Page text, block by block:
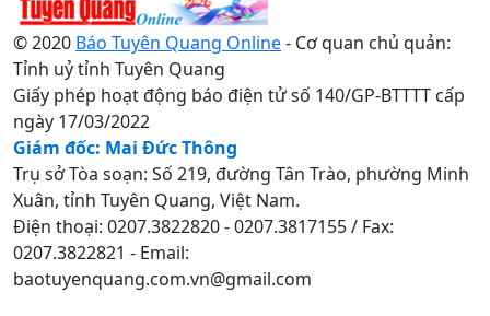
© 2020 Báo Tuyên Quang Online- Cơ quan chủ quản:
Tỉnh uỷ tỉnh Tuyên Quang
Giấy phép hoạt động báo điện tử số 140/GP-BTTTT cấp
ngày 17/03/2022
Giám đốc: Mai Đức Thông
Trụ sở Tòa soạn: Số 219, đường Tân Trào, phường Minh
Xuân, tỉnh Tuyên Quang, Việt Nam.
Điện thoại: 0207.3822820 - 0207.3817155 / Fax:
0207.3822821 - Email:
baotuyenquang.com.vn@gmail.com